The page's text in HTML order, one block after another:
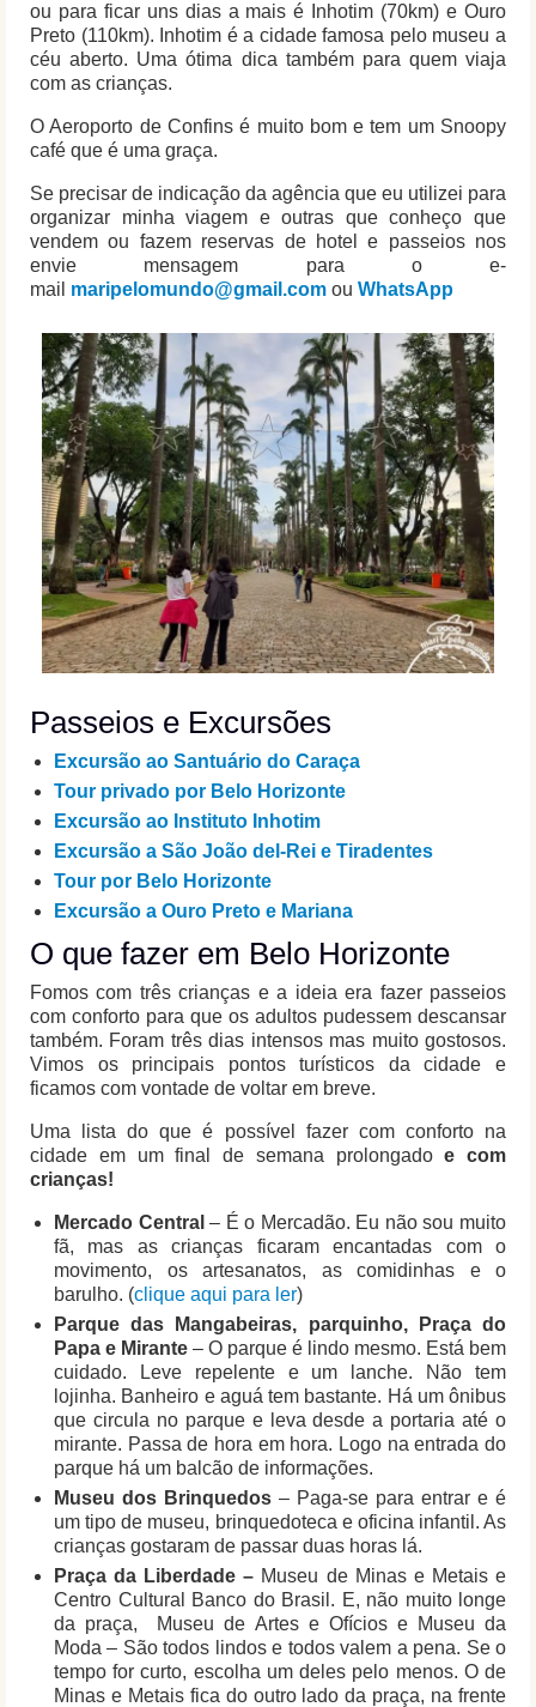
ou para ficar uns dias a mais é Inhotim (70km) e Ouro
Preto (110km). Inhotim é a cidade famosa pelo museu a
céu aberto. Uma ótima dica também para quem viaja
com as crianças.
O Aeroporto de Confins é muito bom e tem um Snoopy
café que é uma graça.
Se precisar de indicação da agência que eu utilizei para
organizar minha viagem e outras que conheço que
vendem ou fazem reservas de hotel e passeios nos
envie mensagem para o e-
mail maripelomundo@gmail.com ou WhatsApp
Passeios e Excursões
Excursão ao Santuário do Caraça
Tour privado por Belo Horizonte
Excursão ao Instituto Inhotim
Excursão a São João del-Rei e Tiradentes
Tour por Belo Horizonte
Excursão a Ouro Preto e Mariana
O que fazer em Belo Horizonte
Fomos com três crianças e a ideia era fazer passeios
com conforto para que os adultos pudessem descansar
também. Foram três dias intensos mas muito gostosos.
Vimos os principais pontos turísticos da cidade e
ficamos com vontade de voltar em breve.
Uma lista do que é possível fazer com conforto na
cidade em um final de semana prolongadoe com
crianças!
Mercado Central – É o Mercadão. Eu não sou muito
fã, mas as crianças ficaram encantadas com o
movimento, os artesanatos, as comidinhas e o
barulho. (clique aqui para ler)
Parque das Mangabeiras, parquinho, Praça do
Papa e Mirante – O parque é lindo mesmo. Está bem
cuidado. Leve repelente e um lanche. Não tem
lojinha. Banheiro e aguá tem bastante. Há um ônibus
que circula no parque e leva desde a portaria até o
mirante. Passa de hora em hora. Logo na entrada do
parque há um balcão de informações.
Museu dos Brinquedos – Paga-se para entrar e é
um tipo de museu, brinquedoteca e oficina infantil. As
crianças gostaram de passar duas horas lá.
Praça da Liberdade – Museu de Minas e Metais e
Centro Cultural Banco do Brasil. E, não muito longe
da praça, Museu de Artes e Ofícios e Museu da
Moda – São todos lindos e todos valem a pena. Se o
tempo for curto, escolha um deles pelo menos. O de
Minas e Metais fica do outro lado da praça, na frente